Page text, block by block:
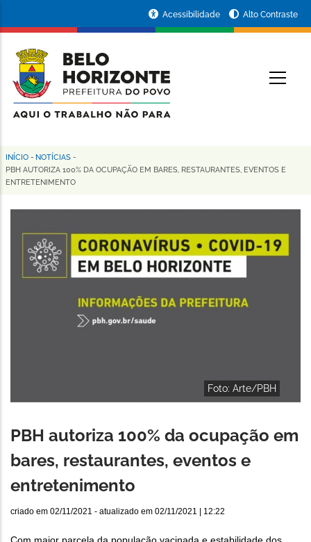
conteúdo
principal
da
Prefeitura
de
Horizonte
Acessibilidade Alto Contraste
Trilha
de
navegação
INÍCIO - NOTÍCIAS -
PBH AUTORIZA 100% DA OCUPAÇÃO EM BARES, RESTAURANTES, EVENTOS E
ENTRETENIMENTO
Foto: Arte/PBH
PBH autoriza 100% da ocupação em
bares, restaurantes, eventos e
entretenimento
criado em 02/11/2021 - atualizado em 02/11/2021 | 12:22